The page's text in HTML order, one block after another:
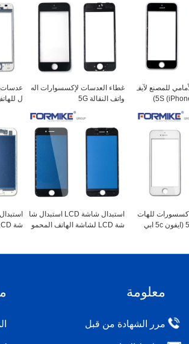
للمصنع لآيف
غطاء العدسات لإكسسوارات اله
واتف النقالة 5G
عدسات
للهات
ف المحمول 5C (ايفون 5c ابي
استبدال شاشة LCD استبدال شا
شة LCD لشاشة الهاتف المحمو
معلومة
مرر الشهادة من قبل